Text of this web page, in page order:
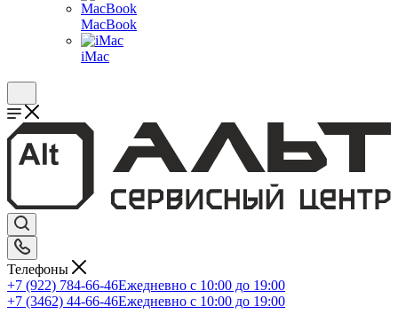
MacBook
iMac
Телефоны
+7 (922) 784-66-46Ежедневно с 10:00 до 19:00
+7 (3462) 44-66-46Ежедневно с 10:00 до 19:00